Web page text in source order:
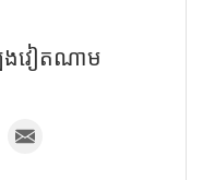
ងវៀតណាម​